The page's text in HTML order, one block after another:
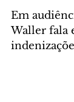
Em
Waller fala